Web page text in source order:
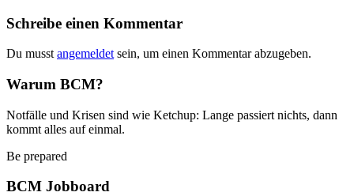
Schreibe einen Kommentar
Du musst angemeldet sein, um einen Kommentar abzugeben.
Warum BCM?
Notfälle und Krisen sind wie Ketchup: Lange passiert nichts, dann
kommt alles auf einmal.
Be prepared
BCM Jobboard